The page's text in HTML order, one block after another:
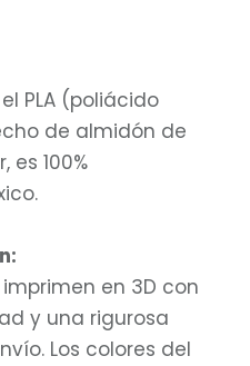
PLA (poliácido
de almidón de
100%
en 3D con
y una rigurosa
Los colores del